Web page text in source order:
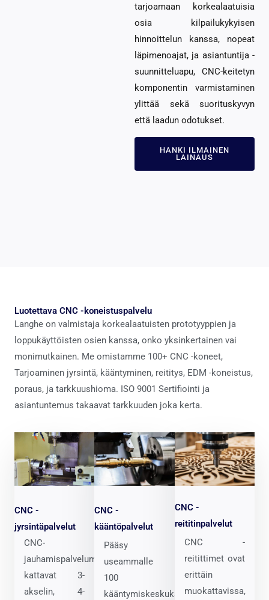
tarjoamaan korkealaatuisia
osia kilpailukykyisen
hinnoittelun kanssa, nopeat
läpimenoajat, ja asiantuntija -
suunnitteluapu, CNC-keitetyn
komponentin varmistaminen
ylittää sekä suorituskyvyn
että laadun odotukset.
HANKI ILMAINEN
LAINAUS
Luotettava CNC -koneistuspalvelu
Langhe on valmistaja korkealaatuisten prototyyppien ja
loppukäyttöisten osien kanssa, onko yksinkertainen vai
monimutkainen. Me omistamme 100+ CNC -koneet,
Tarjoaminen jyrsintä, kääntyminen, reititys, EDM -koneistus,
poraus, ja tarkkuushioma. ISO 9001 Sertifiointi ja
asiantuntemus takaavat tarkkuuden joka kerta.
CNC -
jyrsintäpalvelut
CNC-
jauhamispalvelumme
kattavat 3-
akselin, 4-
CNC -
kääntöpalvelut
Pääsy
useammalle
100
kääntymiskeskukset,
CNC -
reititinpalvelut
CNC -
reitittimet ovat
erittäin
muokattavissa,